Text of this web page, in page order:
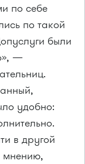
по себе
по такой
были
—
удобно:
в другой
мнению,